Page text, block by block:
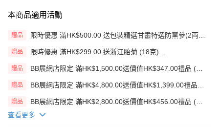
本商品適用活動
贈品
限時優惠 滿HK$500.00 送包裝精選甘肅特選防黨參(2両
贈品
限時優惠 滿HK$299.00 送浙江胎菊 (18克)
贈品
BB展網店限定 滿HK$1,500.00送價值HK$347.00禮品 (贈
贈品
BB展網店限定 滿HK$4,800.00送價值HK$1,399.00禮品
贈品
BB展網店限定 滿HK$2,800.00送價值HK$456.00禮品 (贈
品)(送完即止)
查看更多